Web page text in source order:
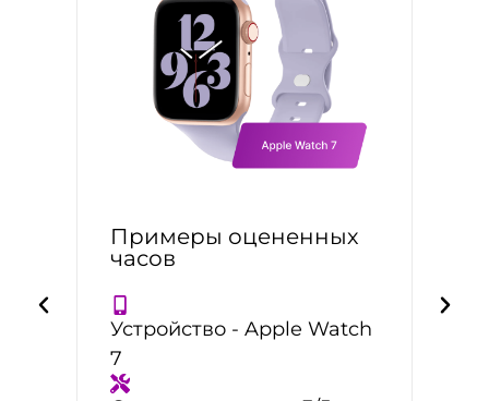
Примеры оцененных
часов
Устройство - Apple Watch
7